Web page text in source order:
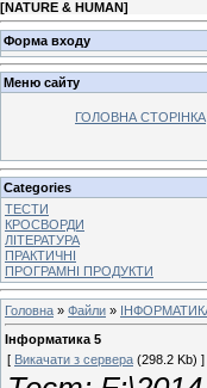
[NATURE & HUMAN]
Форма входу
Меню сайту
ГОЛОВНА СТОРІНКА
Categories
ТЕСТИ
КРОСВОРДИ
ЛІТЕРАТУРА
ПРАКТИЧНІ
ПРОГРАМНІ ПРОДУКТИ
Головна » Файли »
Інформатика 5
[ Викачати з сервера (298.2 Kb) ]